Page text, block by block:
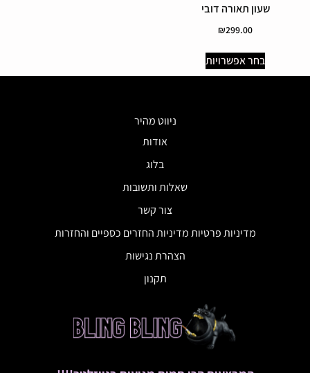
שעון תאורה דובי
₪299.00
בחר אפשרויות
ניווט מהיר
אודות
בלוג
שאלות ותשובות
צור קשר
מדיניות פרטיות מדיניות החזרים כספיים והחזרות
הצהרת נגישות
תקנון